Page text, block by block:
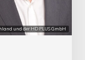
und der HD PLUS GmbH